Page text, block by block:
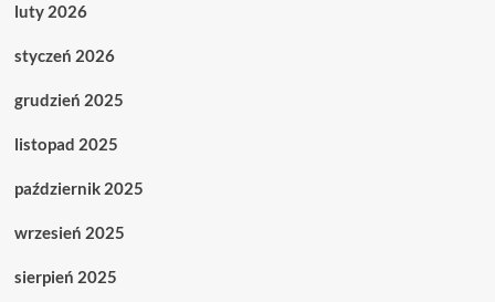
luty 2026
styczeń 2026
grudzień 2025
listopad 2025
październik 2025
wrzesień 2025
sierpień 2025